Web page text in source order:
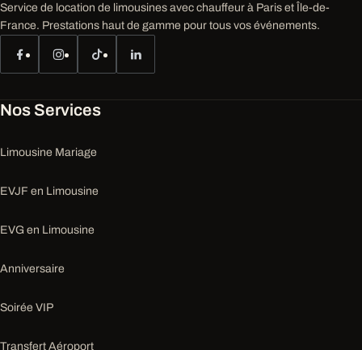
Service de location de limousines avec chauffeur à Paris et Île-de-
France. Prestations haut de gamme pour tous vos événements.
Nos Services
Limousine Mariage
EVJF en Limousine
EVG en Limousine
Anniversaire
Soirée VIP
Transfert Aéroport